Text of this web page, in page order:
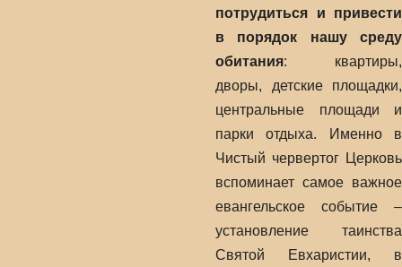
потрудиться и привести
в порядок нашу среду
обитания: квартиры,
дворы, детские площадки,
центральные площади и
парки отдыха. Именно в
Чистый червертог Церковь
вспоминает самое важное
евангельское событие –
установление таинства
Святой Евхаристии, в